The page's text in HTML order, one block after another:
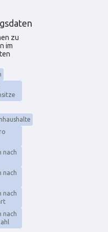
zu
im
nach
nach
nach
nach